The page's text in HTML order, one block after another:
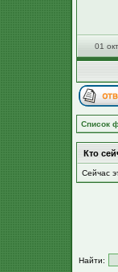
01
Список
Кто
Сейчас
Найти: